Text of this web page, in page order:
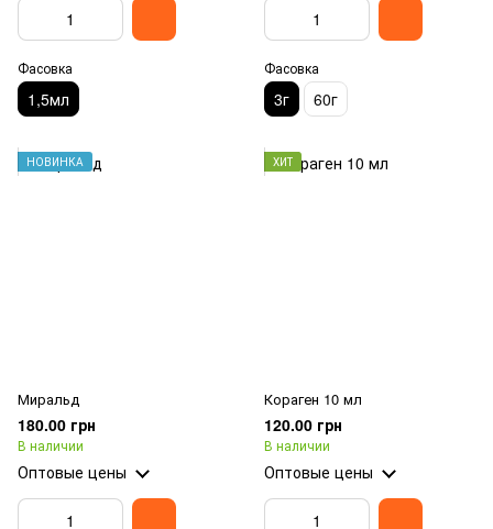
Фасовка
1,5мл
Фасовка
3г 60г
НОВИНКА
Миральд
180.00 грн
В наличии
Оптовые цены
ХИТ
Кораген 10 мл
120.00 грн
В наличии
Оптовые цены